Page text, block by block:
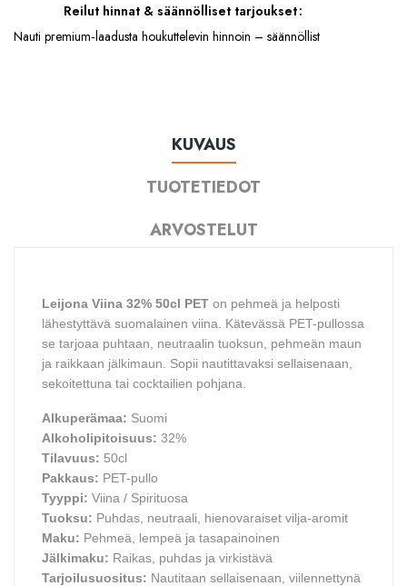
Reilut hinnat & säännölliset tarjoukset
Nauti premium‑laadusta houkuttelevin hinnoin – säännöllist
KUVAUS
TUOTETIEDOT
ARVOSTELUT
Leijona Viina 32% 50cl PET on pehmeä ja helposti
lähestyttävä suomalainen viina. Kätevässä PET-pullossa
se tarjoaa puhtaan, neutraalin tuoksun, pehmeän maun
ja raikkaan jälkimaun. Sopii nautittavaksi sellaisenaan,
sekoitettuna tai cocktailien pohjana.
Alkuperämaa: Suomi
Alkoholipitoisuus: 32%
Tilavuus: 50cl
Pakkaus: PET-pullo
Tyyppi: Viina / Spirituosa
Tuoksu: Puhdas, neutraali, hienovaraiset vilja-aromit
Maku: Pehmeä, lempeä ja tasapainoinen
Jälkimaku: Raikas, puhdas ja virkistävä
Tarjoilusuositus: Nautitaan sellaisenaan, viilennettynä